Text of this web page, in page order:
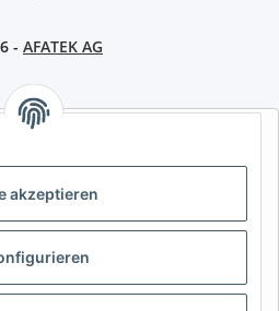
akzeptieren
- AFATEK AG
CH (DE) CH (FR)
(NL) BE (FR)
ES DK PL